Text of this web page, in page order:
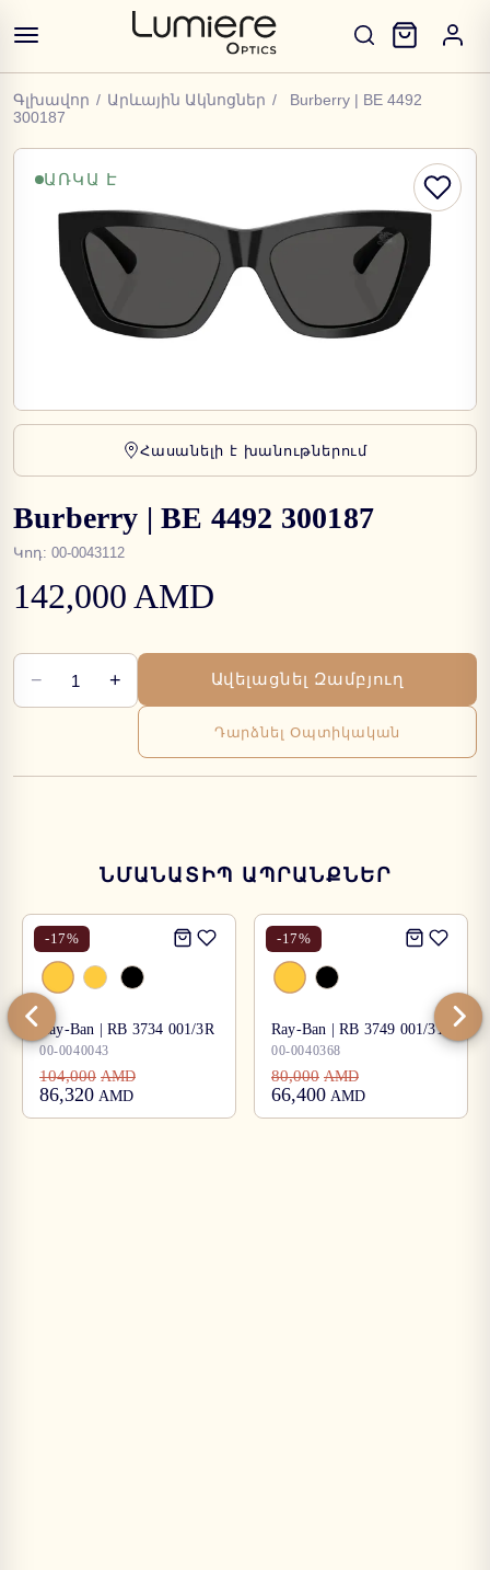
Գլխավոր / Արևային Ակնոցներ /
Burberry | BE 4492
300187
ԱՌԿԱ Է
Հասանելի է խանութներում
Burberry | BE 4492 300187
Կոդ: 00-0043112
142,000 AMD
− 1 + Ավելացնել Զամբյուղ
Դարձնել Օպտիկական
ՆՄԱՆԱՏԻՊ ԱՊՐԱՆՔՆԵՐ
-17%
Ray-Ban | RB 3734 001/3R
00-0040043
104,000 AMD
86,320 AMD
-17%
Ray-Ban | RB 3749 001/31
00-0040368
80,000 AMD
66,400 AMD